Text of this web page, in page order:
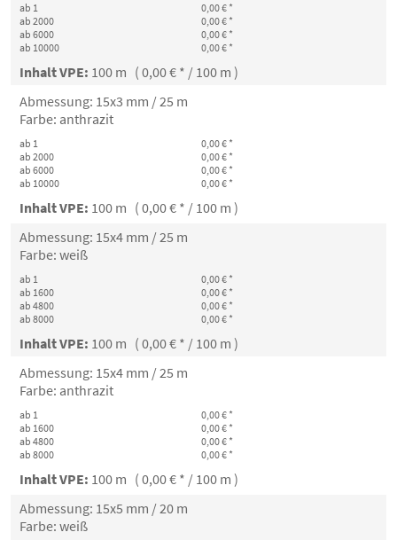
ab 1
0,00 € *
ab 2000
0,00 € *
ab 6000
0,00 € *
ab 10000
0,00 € *
Inhalt VPE: 100 m ( 0,00 € * / 100 m )
Abmessung: 15x3 mm / 25 m
Farbe: anthrazit
ab 1
0,00 € *
ab 2000
0,00 € *
ab 6000
0,00 € *
ab 10000
0,00 € *
Inhalt VPE: 100 m ( 0,00 € * / 100 m )
Abmessung: 15x4 mm / 25 m
Farbe: weiß
ab 1
0,00 € *
ab 1600
0,00 € *
ab 4800
0,00 € *
ab 8000
0,00 € *
Inhalt VPE: 100 m ( 0,00 € * / 100 m )
Abmessung: 15x4 mm / 25 m
Farbe: anthrazit
ab 1
0,00 € *
ab 1600
0,00 € *
ab 4800
0,00 € *
ab 8000
0,00 € *
Inhalt VPE: 100 m ( 0,00 € * / 100 m )
Abmessung: 15x5 mm / 20 m
Farbe: weiß